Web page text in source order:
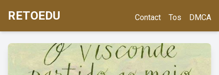
RETOEDU Contact Tos DMCA